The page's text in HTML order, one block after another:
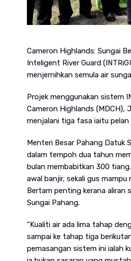
Cameron Highlands: Sungai
Inteligent River Guard
menjernihkan semula air
Projek menggunakan sistem
Cameron Highlands (MDCH),
menjalani tiga fasa iaitu
Menteri Besar Pahang Datuk
dalam tempoh dua tahun
bulan membabitkan 300
awal banjir, sekali gus
Bertam penting kerana aliran
Sungai Pahang.
“Kualiti air ada lima tahap
sampai ke tahap tiga
pemasangan sistem ini ialah